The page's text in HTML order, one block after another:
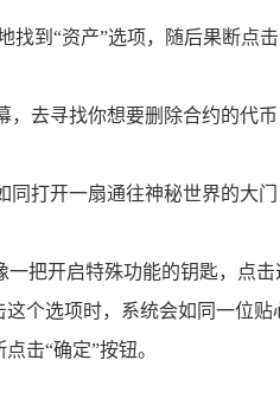
到“资产”选项，随后果断点
去寻找你想要删除合约的代
打开一扇通往神秘世界的大
把开启特殊功能的钥匙，点
个选项时，系统会如同一位
击“确定”按钮。